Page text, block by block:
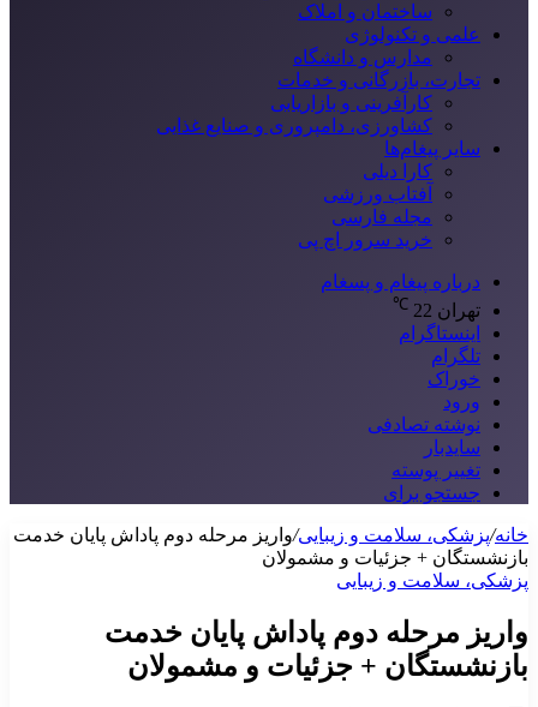
ساختمان و املاک
علمی و تکنولوژی
مدارس و دانشگاه
تجارت، بازرگانی و خدمات
کارآفرینی و بازاریابی
کشاورزی، دامپروری و صنایع غذایی
سایر پیغام‌ها
کارا دیلی
آفتاب ورزشی
مجله فارسی
خرید سرور اچ پی
درباره پیغام و پسغام
تهران 22
℃
اینستاگرام
تلگرام
خوراک
ورود
نوشته تصادفی
سایدبار
تغییر پوسته
جستجو برای
خانه/پزشکی، سلامت و زیبایی/واریز مرحله دوم پاداش پایان خدمت
بازنشستگان + جزئیات و مشمولان
پزشکی، سلامت و زیبایی
واریز مرحله دوم پاداش پایان خدمت
بازنشستگان + جزئیات و مشمولان